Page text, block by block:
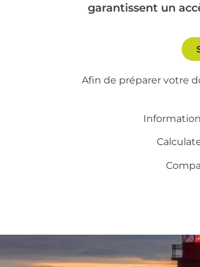
garantissent un
Afin de préparer votre